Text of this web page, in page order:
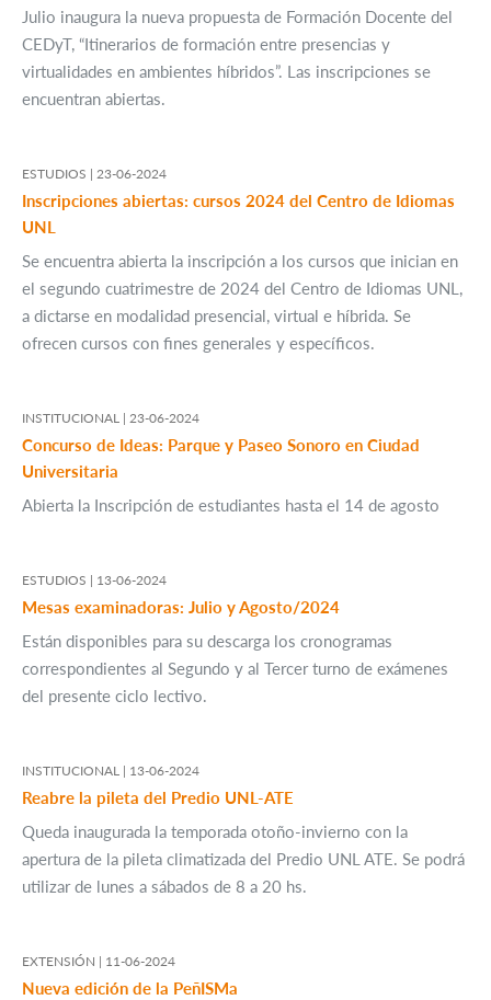
Julio inaugura la nueva propuesta de Formación Docente del
CEDyT, “Itinerarios de formación entre presencias y
virtualidades en ambientes híbridos”. Las inscripciones se
encuentran abiertas.
ESTUDIOS | 23-06-2024
Inscripciones abiertas: cursos 2024 del Centro de Idiomas
UNL
Se encuentra abierta la inscripción a los cursos que inician en
el segundo cuatrimestre de 2024 del Centro de Idiomas UNL,
a dictarse en modalidad presencial, virtual e híbrida. Se
ofrecen cursos con fines generales y específicos.
INSTITUCIONAL | 23-06-2024
Concurso de Ideas: Parque y Paseo Sonoro en Ciudad
Universitaria
Abierta la Inscripción de estudiantes hasta el 14 de agosto
ESTUDIOS | 13-06-2024
Mesas examinadoras: Julio y Agosto/2024
Están disponibles para su descarga los cronogramas
correspondientes al Segundo y al Tercer turno de exámenes
del presente ciclo lectivo.
INSTITUCIONAL | 13-06-2024
Reabre la pileta del Predio UNL-ATE
Queda inaugurada la temporada otoño-invierno con la
apertura de la pileta climatizada del Predio UNL ATE. Se podrá
utilizar de lunes a sábados de 8 a 20 hs.
EXTENSIÓN | 11-06-2024
Nueva edición de la PeñISMa